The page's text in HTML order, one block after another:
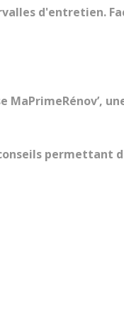
d'entretien.